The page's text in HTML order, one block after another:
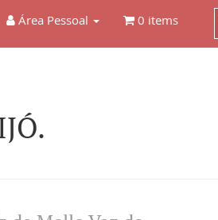
Área Pessoal 0 items